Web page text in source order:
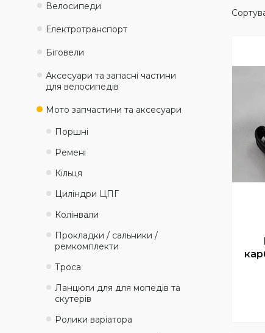
Велосипеди
Електротранспорт
Біговели
Аксесуари та запасні частини
для велосипедів
Мото запчастини та аксесуари
Поршні
Ремені
Кільця
Циліндри ЦПГ
Колінвали
Прокладки / сальники /
ремкомплекти
Троса
Ланцюги для для мопедів та
скутерів
Ролики варіатора